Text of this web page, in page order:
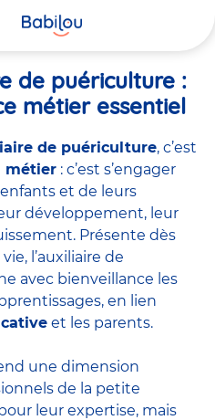
de puériculture :
métier essentiel
de puériculture, c’est
métier : c’est s’engager
et de leurs
développement, leur
Présente dès
l’auxiliaire de
avec bienveillance les
en lien
et les parents.
une dimension
de la petite
leur expertise, mais